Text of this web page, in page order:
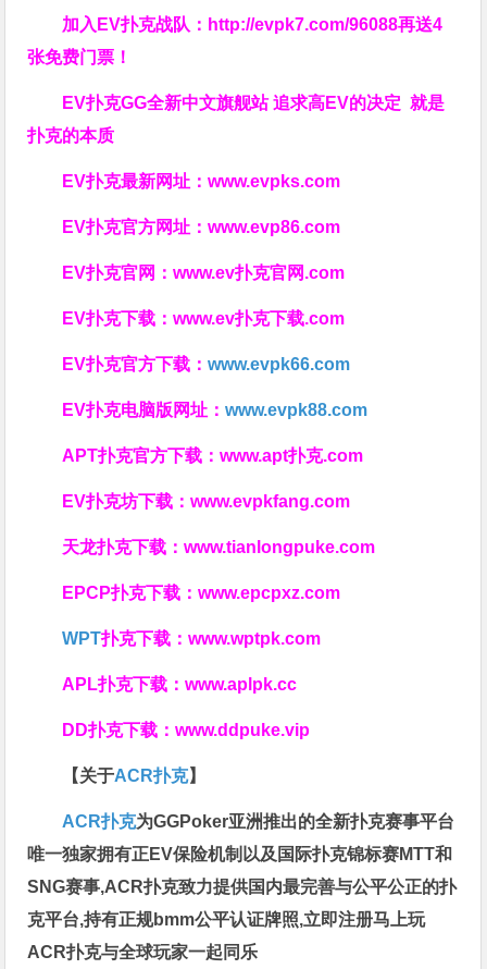
加入EV扑克战队： http://evpk7.com/96088再送4
张免费门票！
EV扑克GG全新中文旗舰站追求高EV的决定就是
扑克的本质
EV扑克最新网址：www.evpks.com
EV扑克官方网址：www.evp86.com
EV扑克官网：www.ev扑克官网.com
EV扑克下载：www.ev扑克下载.com
EV扑克官方下载：www.evpk66.com
EV扑克电脑版网址：www.evpk88.com
APT扑克官方下载：www.apt扑克.com
EV扑克坊下载：www.evpkfang.com
天龙扑克下载：www.tianlongpuke.com
EPCP扑克下载：www.epcpxz.com
WPT扑克下载：www.wptpk.com
APL扑克下载：www.aplpk.cc
DD扑克下载：www.ddpuke.vip
【关于ACR扑克】
ACR扑克为GGPoker亚洲推出的全新扑克赛事平台
唯一独家拥有正EV保险机制以及国际扑克锦标赛MTT和
SNG赛事,ACR扑克致力提供国内最完善与公平公正的扑
克平台,持有正规bmm公平认证牌照,立即注册马上玩
ACR扑克与全球玩家一起同乐